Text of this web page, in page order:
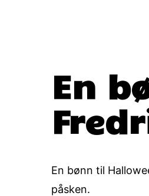
En
En bønn til
påsken.